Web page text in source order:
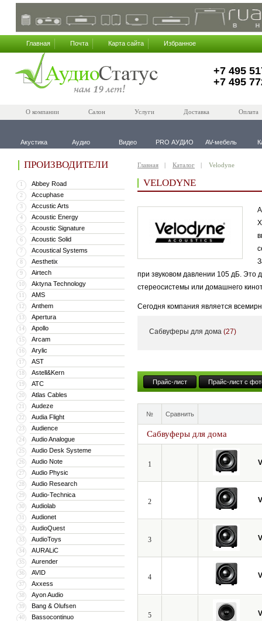
Главная Почта Карта сайта Избранное
+7 495
+7 495
О компании Салон Услуги Доставка Оплата
Акустика Аудио Видео PRO АУДИО AV-мебель
ПРОИЗВОДИТЕЛИ
1 Abbey Road
2 Accuphase
3 Accustic Arts
4 Acoustic Energy
5 Acoustic Signature
6 Acoustic Solid
7 Acoustical Systems
8 Aesthetix
9 Airtech
10 Aktyna Technology
11 AMS
12 Anthem
13 Apertura
14 Apollo
15 Arcam
16 Arylic
17 AST
18 Astell&Kern
19 ATC
20 Atlas Cables
21 Audeze
22 Audia Flight
23 Audience
24 Audio Analogue
25 Audio Desk Systeme
26 Audio Note
27 Audio Physic
28 Audio Research
29 Audio-Technica
30 Audiolab
31 Audionet
32 AudioQuest
33 AudioToys
34 AURALiC
35 Aurender
36 AVID
37 Axxess
38 Ayon Audio
39 Bang & Olufsen
40 Bassocontinuo
Главная Каталог Velodyne
VELODYNE
при звуковом давлении 105 дБ. Это
стереосистемы или домашнего
Сегодня компания является
Разработчики полагали так:
соотношения цена/качество
наград, а также дипломами
Velodyne - это запатентованные
поручать изготовление
производственные и сборочные
интегрированы друг с другом.
После сборки каждый динамик и
процесс окончательной отделки, а
Так что, компания уверена в
Инженеры компании не устают
количество запатентованных
Сабвуферы для дома (27)
Прайс-лист Прайс-лист с
№ Сравнить
Сабвуферы для дома
1
2
3
4
5